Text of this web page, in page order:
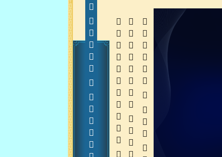
     